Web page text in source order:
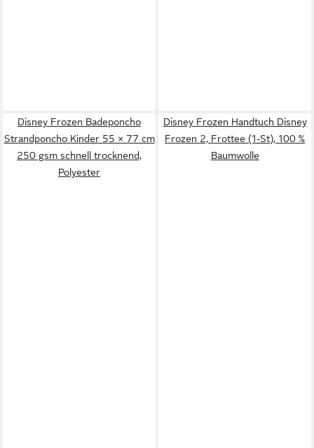
Disney Frozen Badeponcho
Strandponcho Kinder 55 × 77 cm
250 gsm schnell trocknend,
Polyester
Disney Frozen Handtuch Disney
Frozen 2, Frottee (1-St), 100 %
Baumwolle